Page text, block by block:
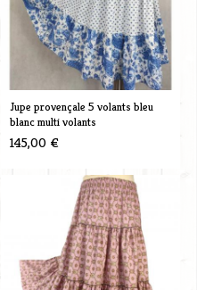
Jupe provençale 5 volants bleu
blanc multi volants
145,00 €